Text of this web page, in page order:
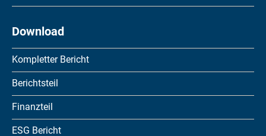
Download
Kompletter Bericht
Berichtsteil
Finanzteil
ESG Bericht